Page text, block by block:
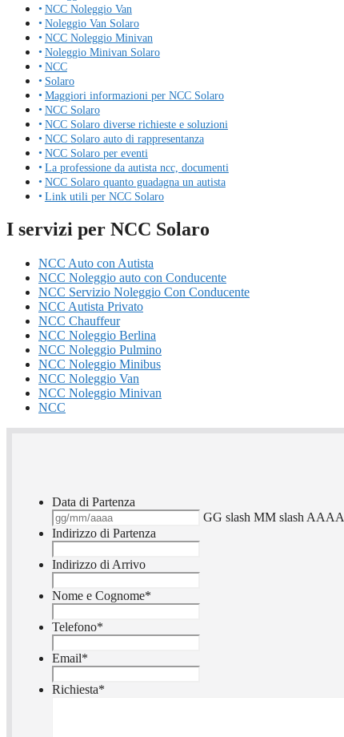
NCC Noleggio Van
Noleggio Van Solaro
NCC Noleggio Minivan
Noleggio Minivan Solaro
NCC
Solaro
Maggiori informazioni per NCC Solaro
NCC Solaro
NCC Solaro diverse richieste e soluzioni
NCC Solaro auto di rappresentanza
NCC Solaro per eventi
La professione da autista ncc, documenti
NCC Solaro quanto guadagna un autista
Link utili per NCC Solaro
I servizi per NCC Solaro
NCC Auto con Autista
NCC Noleggio auto con Conducente
NCC Servizio Noleggio Con Conducente
NCC Autista Privato
NCC Chauffeur
NCC Noleggio Berlina
NCC Noleggio Pulmino
NCC Noleggio Minibus
NCC Noleggio Van
NCC Noleggio Minivan
NCC
Data di Partenza
GG slash MM slash AAAA
Indirizzo di Partenza
Indirizzo di Arrivo
Nome e Cognome*
Telefono*
Email*
Richiesta*